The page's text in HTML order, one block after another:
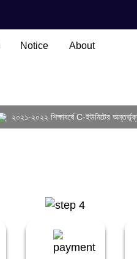
Notice About
২০২১-২০২২ শিক্ষাবর্ষে C-ইউনিটের অন্তর্ভূক্ত